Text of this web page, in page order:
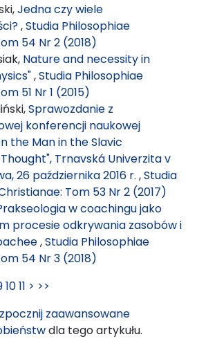
Jedna czy wiele
,Studia Philosophiae
54 Nr 2 (2018)
Nature and necessity in
,Studia Philosophiae
51 Nr 1 (2015)
Sprawozdanie z
konferencji naukowej
the Man in the Slavic
Trnavská Univerzita v
26 października 2016 r. ,Studia
Tom 53 Nr 2 (2017)
w coachingu jako
procesie odkrywania zasobów i
,Studia Philosophiae
54 Nr 3 (2018)
1011 > >>
zaawansowane
dla tego artykułu.